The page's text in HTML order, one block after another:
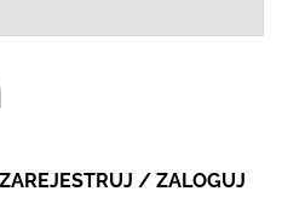
ZAREJESTRUJ / ZALOGUJ